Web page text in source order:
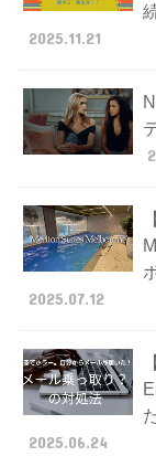
2025.11.21
2025.07.12
2025.06.24